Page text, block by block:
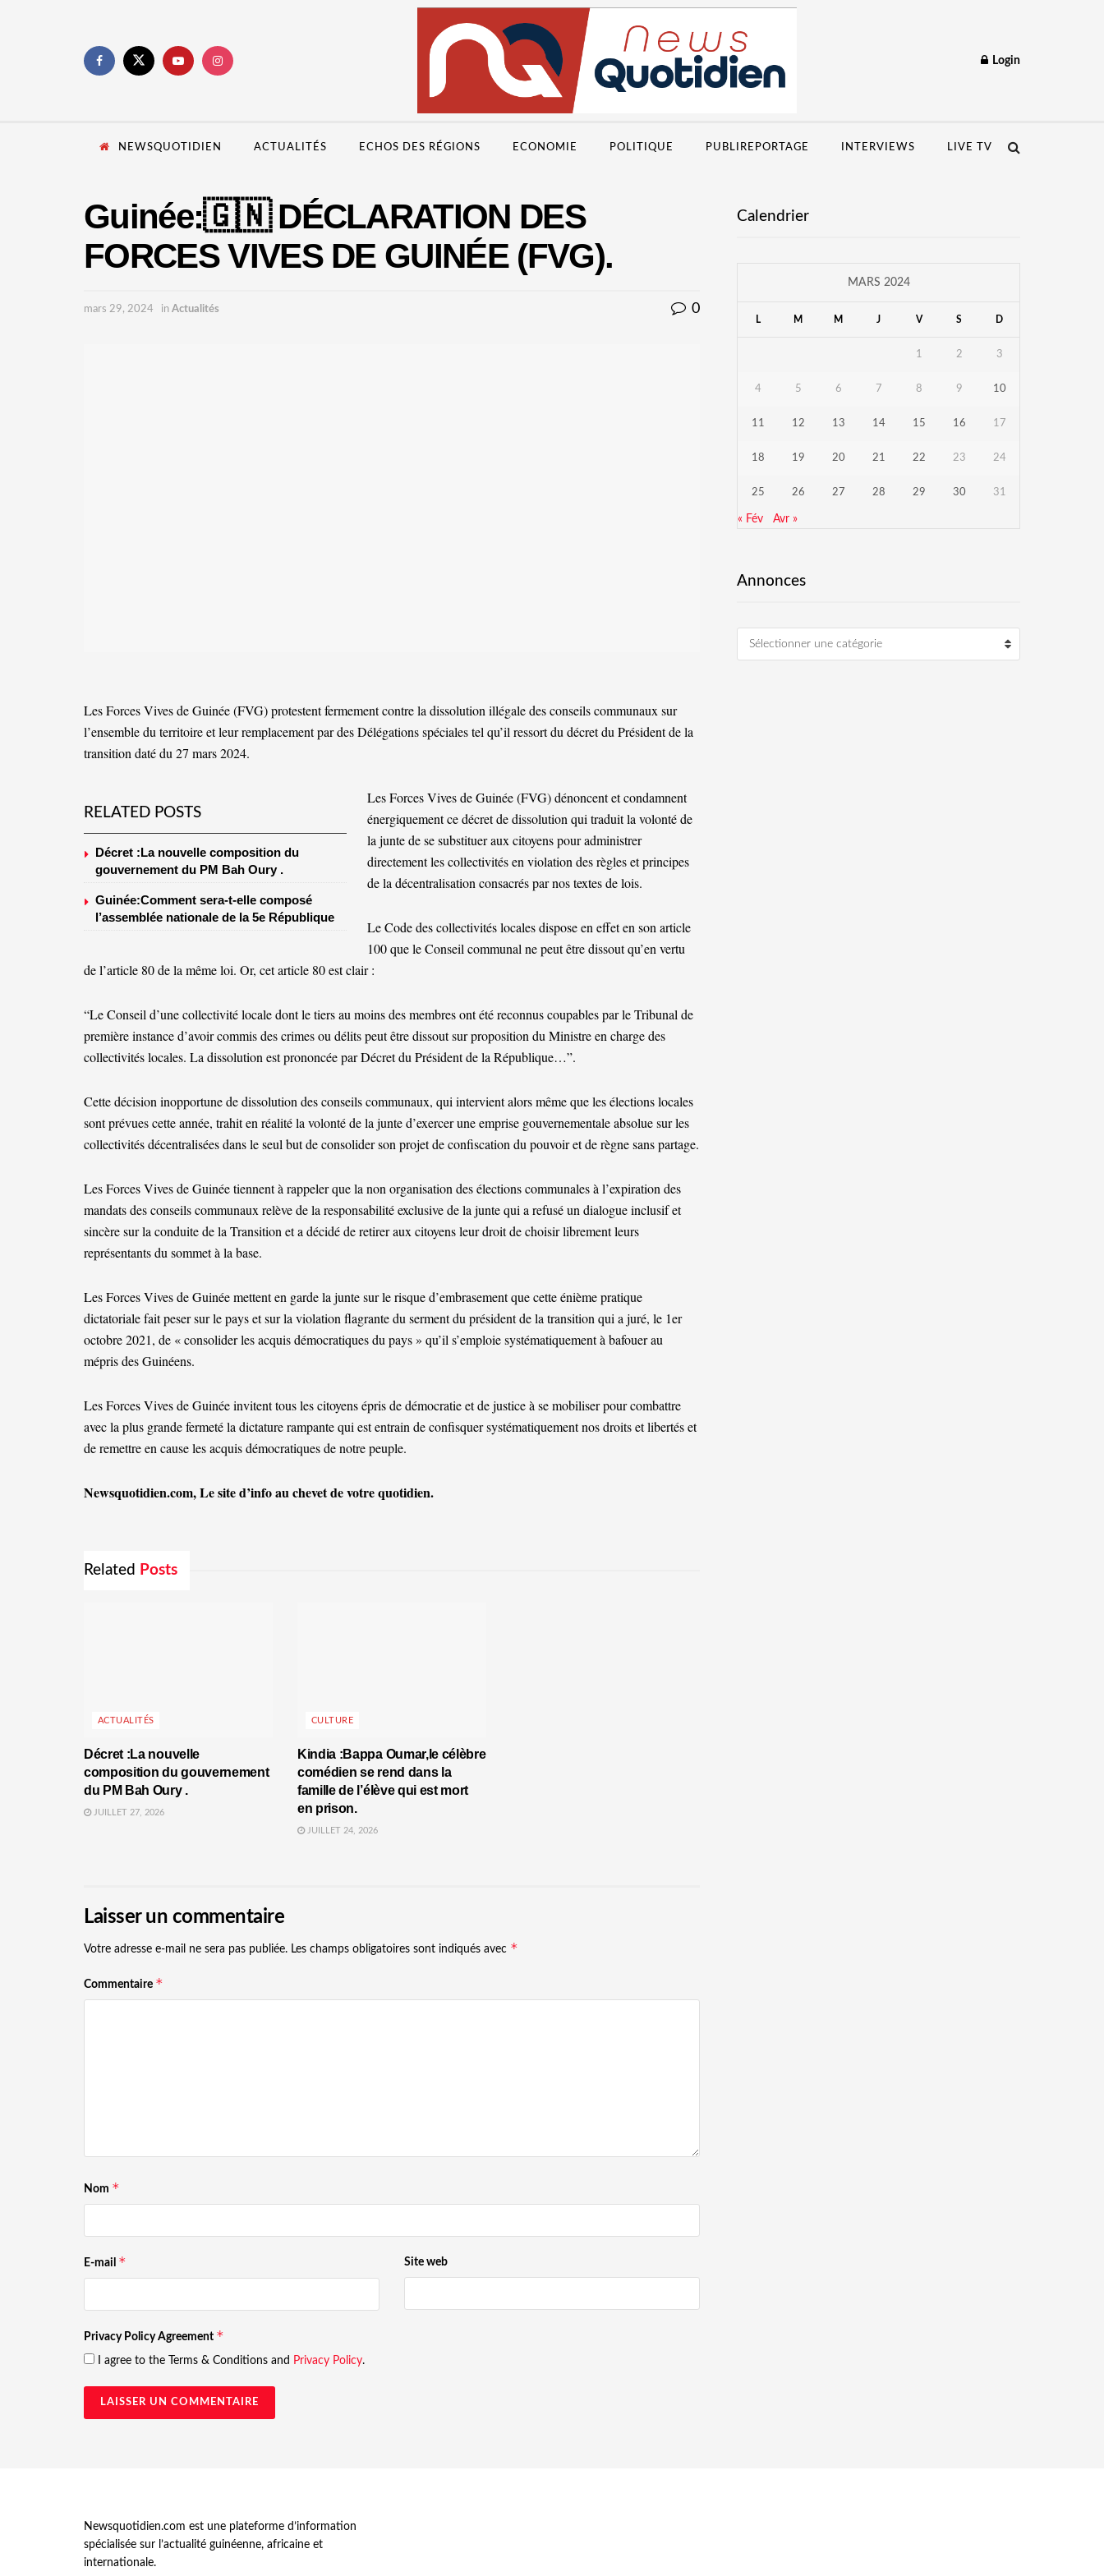
Login
NEWSQUOTIDIEN ACTUALITÉS ECHOS DES RÉGIONS ECONOMIE POLITIQUE PUBLIREPORTAGE INTERVIEWS LIVE TV
Guinée:🇬🇳 DÉCLARATION DES
FORCES VIVES DE GUINÉE (FVG).
mars 29, 2024 in Actualités 0
Les Forces Vives de Guinée (FVG) protestent fermement contre la dissolution illégale des conseils communaux sur
l’ensemble du territoire et leur remplacement par des Délégations spéciales tel qu’il ressort du décret du Président de la
transition daté du 27 mars 2024.
RELATED POSTS
Décret :La nouvelle composition du
gouvernement du PM Bah Oury .
Guinée:Comment sera-t-elle composé
l’assemblée nationale de la 5e République
Les Forces Vives de Guinée (FVG) dénoncent et condamnent
énergiquement ce décret de dissolution qui traduit la volonté de
la junte de se substituer aux citoyens pour administrer
directement les collectivités en violation des règles et principes
de la décentralisation consacrés par nos textes de lois.
Le Code des collectivités locales dispose en effet en son article
100 que le Conseil communal ne peut être dissout qu’en vertu
de l’article 80 de la même loi. Or, cet article 80 est clair :
“Le Conseil d’une collectivité locale dont le tiers au moins des membres ont été reconnus coupables par le Tribunal de
première instance d’avoir commis des crimes ou délits peut être dissout sur proposition du Ministre en charge des
collectivités locales. La dissolution est prononcée par Décret du Président de la République…”.
Cette décision inopportune de dissolution des conseils communaux, qui intervient alors même que les élections locales
sont prévues cette année, trahit en réalité la volonté de la junte d’exercer une emprise gouvernementale absolue sur les
collectivités décentralisées dans le seul but de consolider son projet de confiscation du pouvoir et de règne sans partage.
Les Forces Vives de Guinée tiennent à rappeler que la non organisation des élections communales à l’expiration des
mandats des conseils communaux relève de la responsabilité exclusive de la junte qui a refusé un dialogue inclusif et
sincère sur la conduite de la Transition et a décidé de retirer aux citoyens leur droit de choisir librement leurs
représentants du sommet à la base.
Les Forces Vives de Guinée mettent en garde la junte sur le risque d’embrasement que cette énième pratique
dictatoriale fait peser sur le pays et sur la violation flagrante du serment du président de la transition qui a juré, le 1er
octobre 2021, de « consolider les acquis démocratiques du pays » qu’il s’emploie systématiquement à bafouer au
mépris des Guinéens.
Les Forces Vives de Guinée invitent tous les citoyens épris de démocratie et de justice à se mobiliser pour combattre
avec la plus grande fermeté la dictature rampante qui est entrain de confisquer systématiquement nos droits et libertés et
de remettre en cause les acquis démocratiques de notre peuple.
Newsquotidien.com, Le site d’info au chevet de votre quotidien.
Related Posts
ACTUALITÉS
Décret :La nouvelle
composition du gouvernement
du PM Bah Oury .
JUILLET 27, 2026
CULTURE
Kindia :Bappa Oumar,le célèbre
comédien se rend dans la
famille de l’élève qui est mort
en prison.
JUILLET 24, 2026
Laisser un commentaire
Votre adresse e-mail ne sera pas publiée. Les champs obligatoires sont indiqués avec *
Commentaire *
Nom *
E-mail * Site web
Privacy Policy Agreement *
I agree to the Terms & Conditions and Privacy Policy.
Calendrier
MARS 2024
L M M J V S D
1 2 3
4 5 6 7 8 9 10
11 12 13 14 15 16 17
18 19 20 21 22 23 24
25 26 27 28 29 30 31
« Fév Avr »
Annonces
Sélectionner une catégorie
Newsquotidien.com est une plateforme d’information
spécialisée sur l’actualité guinéenne, africaine et
internationale.